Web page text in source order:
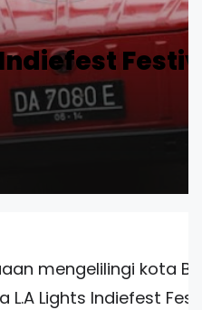
mengelilingi kota
L.A Lights Indiefest